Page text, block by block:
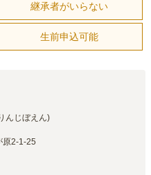
継承者がいらない
生前申込可能
んじぼえん)
原2-1-25